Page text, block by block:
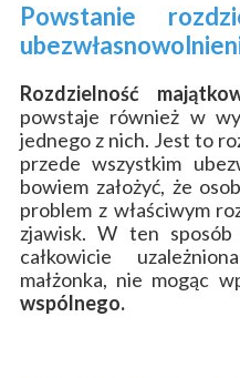
Powstanie
Rozdzielność
powstaje również w
jednego z nich. Jest to
przede wszystkim
bowiem założyć, że
problem z właściwym
zjawisk. W ten
całkowicie
małżonka, nie mogąc
wspólnego.